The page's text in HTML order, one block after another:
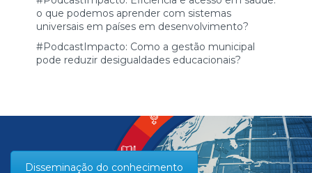
o que podemos aprender com sistemas
universais em países em desenvolvimento?
#PodcastImpacto: Como a gestão municipal
pode reduzir desigualdades educacionais?
Disseminação do conhecimento